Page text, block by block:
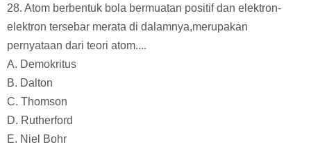
28. Atom berbentuk bola bermuatan positif dan elektron-
elektron tersebar merata di dalamnya,merupakan
pernyataan dari teori atom....
A. Demokritus
B. Dalton
C. Thomson
D. Rutherford
E. Niel Bohr